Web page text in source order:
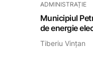
ADMINISTRAȚIE
Municipiul
de energie
Tiberiu Vințan